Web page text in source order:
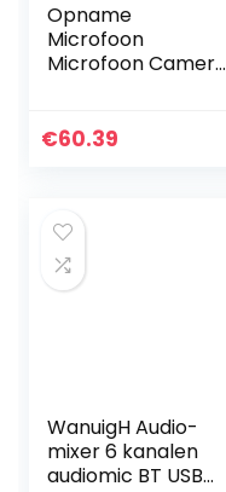
Opname
Microfoon
Microfoon Camera
stroomverbruik
€60.39
WanuigH Audio-
mixer 6 kanalen
audiomic BT USB